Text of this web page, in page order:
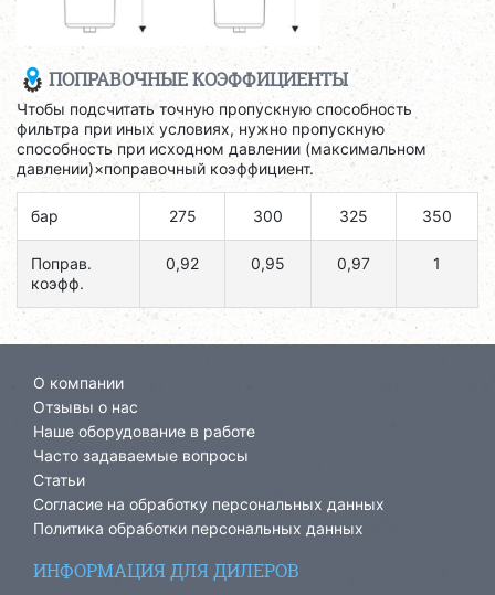
ПОПРАВОЧНЫЕ КОЭФФИЦИЕНТЫ
Чтобы подсчитать точную пропускную способность
фильтра при иных условиях, нужно пропускную
способность при исходном давлении (максимальном
давлении)×поправочный коэффициент.
бар 275 300 325 350
Поправ.
коэфф.
0,92 0,95 0,97 1
О компании
Отзывы о нас
Наше оборудование в работе
Часто задаваемые вопросы
Статьи
Согласие на обработку персональных данных
Политика обработки персональных данных
ИНФОРМАЦИЯ ДЛЯ ДИЛЕРОВ